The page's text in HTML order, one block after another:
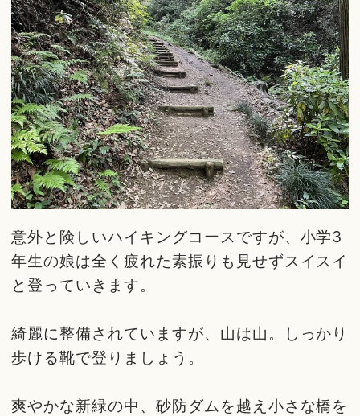
意外と険しいハイキングコースですが、小学3
年生の娘は全く疲れた素振りも見せずスイスイ
と登っていきます。
綺麗に整備されていますが、山は山。しっかり
歩ける靴で登りましょう。
爽やかな新緑の中、砂防ダムを越え小さな橋を